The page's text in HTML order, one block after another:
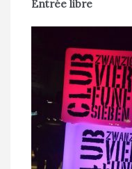
Entrée libre